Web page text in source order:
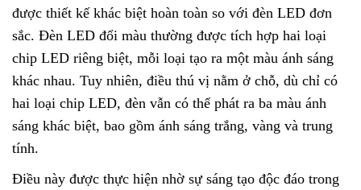
được thiết kế khác biệt hoàn toàn so với đèn LED đơn
sắc. Đèn LED đổi màu thường được tích hợp hai loại
chip LED riêng biệt, mỗi loại tạo ra một màu ánh sáng
khác nhau. Tuy nhiên, điều thú vị nằm ở chỗ, dù chỉ có
hai loại chip LED, đèn vẫn có thể phát ra ba màu ánh
sáng khác biệt, bao gồm ánh sáng trắng, vàng và trung
tính.
Điều này được thực hiện nhờ sự sáng tạo độc đáo trong